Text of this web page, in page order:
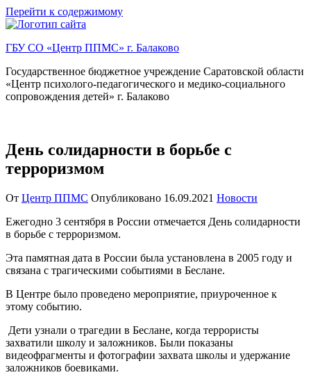
Перейти к содержимому
ГБУ СО «Центр ППМС» г. Балаково
Государственное бюджетное учреждение Саратовской области
«Центр психолого-педагогического и медико-социального
сопровождения детей» г. Балаково
День солидарности в борьбе с
терроризмом
От Центр ППМС Опубликовано 16.09.2021 Новости
Ежегодно 3 сентября в России отмечается День солидарности
в борьбе с терроризмом.
Эта памятная дата в России была установлена в 2005 году и
связана с трагическими событиями в Беслане.
В Центре было проведено мероприятие, приуроченное к
этому событию.
Дети узнали о трагедии в Беслане, когда террористы
захватили школу и заложников. Были показаны
видеофрагменты и фотографии захвата школы и удержание
заложников боевиками.